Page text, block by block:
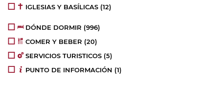
IGLESIAS Y BASÍLICAS (12)
DÓNDE DORMIR (996)
COMER Y BEBER (20)
SERVICIOS TURISTICOS (5)
PUNTO DE INFORMACIÓN (1)